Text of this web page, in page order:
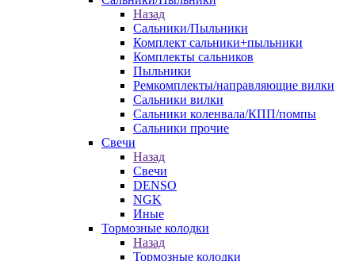
Назад
Сальники/Пыльники
Комплект сальники+пыльники
Комплекты сальников
Пыльники
Ремкомплекты/направляющие вилки
Сальники вилки
Сальники коленвала/КПП/помпы
Сальники прочие
Свечи
Назад
Свечи
DENSO
NGK
Иные
Тормозные колодки
Назад
Тормозные колодки